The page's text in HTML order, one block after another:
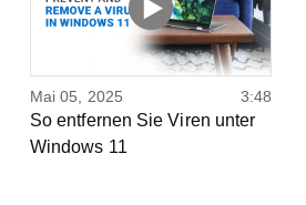
Mai 05, 2025 3:48
So entfernen Sie Viren unter
Windows 11